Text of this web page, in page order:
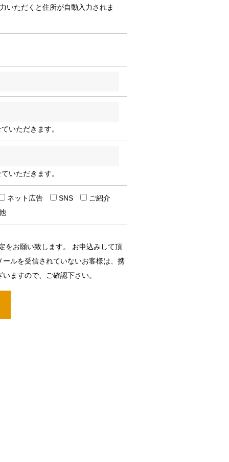
いただくと住所が自動入力されま
いただきます。
いただきます。
ネット広告 SNS
ご紹介
お願い致します。 お申込みして頂
ルを受信されていないお客様は、携
ますので、ご確認下さい。